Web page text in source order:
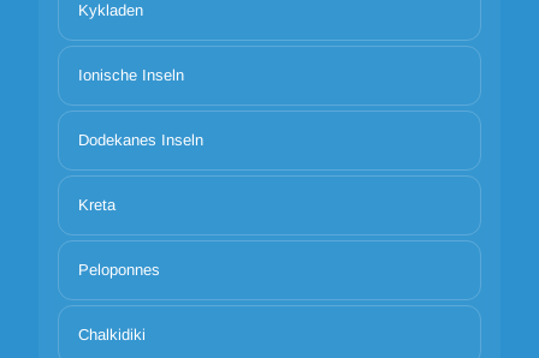
Kykladen
Ionische Inseln
Dodekanes Inseln
Kreta
Peloponnes
Chalkidiki